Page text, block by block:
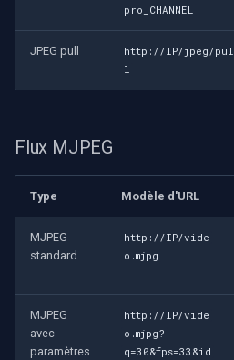
pro_CHANNEL
JPEG pull
http://IP/jpeg/pul
l
Flux MJPEG
Type Modèle d'URL
MJPEG
standard
http://IP/vide
o.mjpg
MJPEG
avec
paramètres
http://IP/vide
o.mjpg?
q=30&fps=33&id